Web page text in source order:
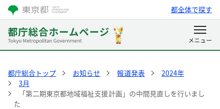
都全体で探す
都庁総合トップ お知らせ 報道発表
2024年
3月
「第二期東京都地域福祉支援計画」の中間見直しを行いまし
た